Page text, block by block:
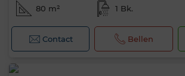
80 m² 1 Bk.
Contact Bellen